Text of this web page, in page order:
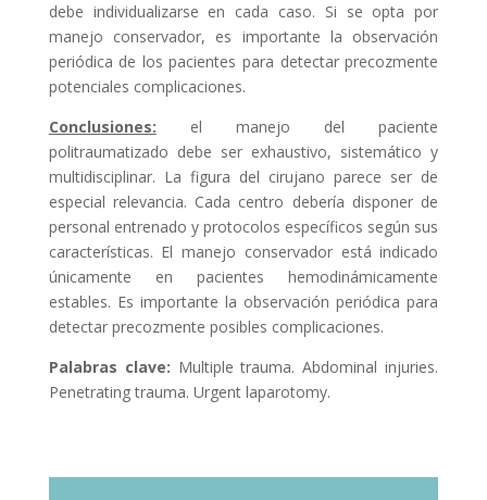
debe individualizarse en cada caso. Si se opta por
manejo conservador, es importante la observación
periódica de los pacientes para detectar precozmente
potenciales complicaciones.
Conclusiones: el manejo del paciente
politraumatizado debe ser exhaustivo, sistemático y
multidisciplinar. La figura del cirujano parece ser de
especial relevancia. Cada centro debería disponer de
personal entrenado y protocolos específicos según sus
características. El manejo conservador está indicado
únicamente en pacientes hemodinámicamente
estables. Es importante la observación periódica para
detectar precozmente posibles complicaciones.
Palabras clave: Multiple trauma. Abdominal injuries.
Penetrating trauma. Urgent laparotomy.